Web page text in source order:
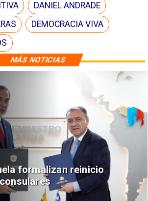
MÁS NOTICIAS
DANIEL ANDRADE
DEMOCRACIA VIVA
formalizan reinicio